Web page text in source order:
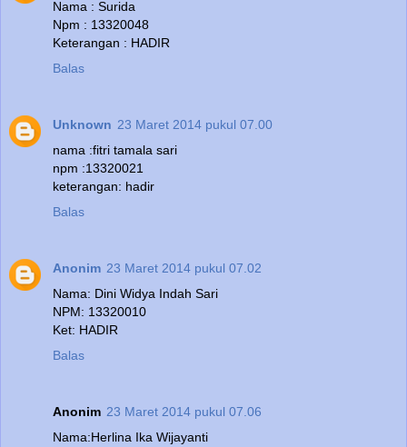
Nama : Surida
Npm : 13320048
Keterangan : HADIR
Balas
Unknown 23 Maret 2014 pukul 07.00
nama :fitri tamala sari
npm :13320021
keterangan: hadir
Balas
Anonim 23 Maret 2014 pukul 07.02
Nama: Dini Widya Indah Sari
NPM: 13320010
Ket: HADIR
Balas
Anonim 23 Maret 2014 pukul 07.06
Nama:Herlina Ika Wijayanti